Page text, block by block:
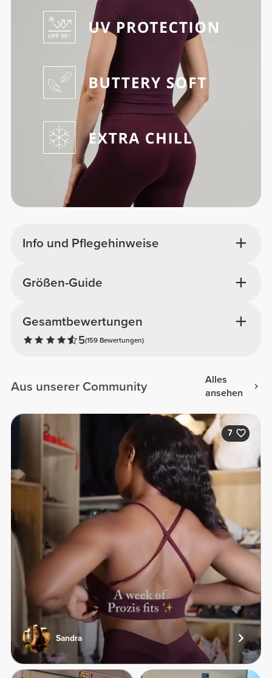
Info und Pflegehinweise
Gesamtbewertungen
5(159 Bewertungen)
Größen-Guide
Aus unserer Community
Alles
ansehen
7
Sandra